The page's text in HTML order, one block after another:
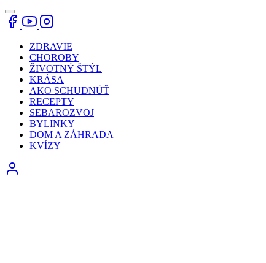
ZDRAVIE
CHOROBY
ŽIVOTNÝ ŠTÝL
KRÁSA
AKO SCHUDNÚŤ
RECEPTY
SEBAROZVOJ
BYLINKY
DOM A ZÁHRADA
KVÍZY